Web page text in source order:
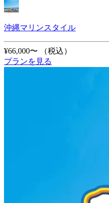
沖縄マリンスタイル
¥66,000〜
（税込）
プランを見る